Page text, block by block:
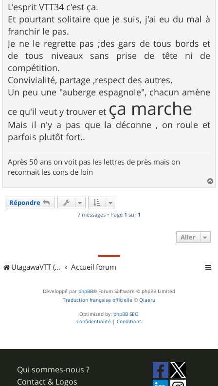
L'esprit VTT34 c'est ça.
Et pourtant solitaire que je suis, j'ai eu du mal à
franchir le pas.
Je ne le regrette pas ;des gars de tous bords et
de tous niveaux sans prise de tête ni de
compétition.
Convivialité, partage ,respect des autres.
Un peu une "auberge espagnole", chacun amène
ce qu'il veut y trouver et ça marche
Mais il n'y a pas que la déconne , on roule et
parfois plutôt fort..
Après 50 ans on voit pas les lettres de près mais on
reconnait les cons de loin
a
Répondre
7 messages • Page 1 sur 1
Aller
UtagawaVTT (Randos VTT et VTTAE avec traces GPS) Accueil forum
Développé par phpBB® Forum Software © phpBB Limited
Traduction française officielle © Qiaeru
Optimized by: phpBB SEO
Confidentialité | Conditions
Qui sommes-nous ?
Contact & Logos